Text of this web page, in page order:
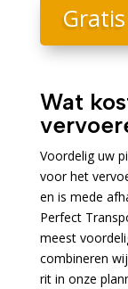
Wat
Voordelig uw
voor het
en is mede
Perfect
meest
combineren
rit in onze